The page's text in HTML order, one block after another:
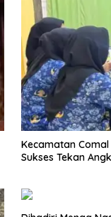
Kecamatan
Sukses Tekan